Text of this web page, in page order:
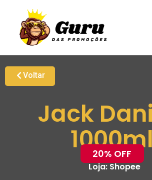
Voltar
Jack
1000ml
20% OFF
Loja:Shopee